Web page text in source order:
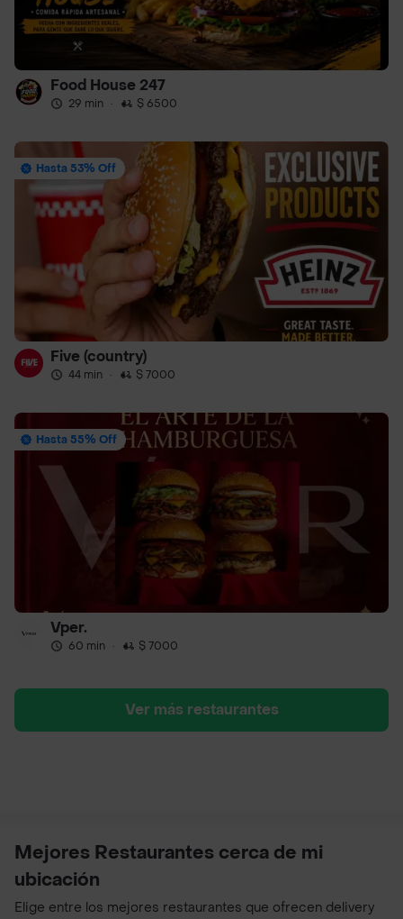
Food House 247
29 min · $ 6500
Hasta 53% Off
Five (country)
44 min · $ 7000
Hasta 55% Off
Vper.
60 min · $ 7000
Ver más restaurantes
Mejores Restaurantes cerca de mi
ubicación
Elige entre los mejores restaurantes que ofrecen delivery